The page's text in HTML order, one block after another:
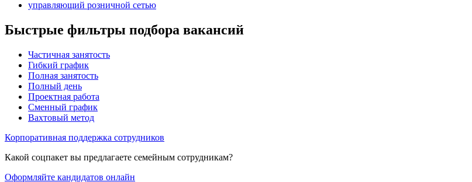
управляющий розничной сетью
Быстрые фильтры подбора вакансий
Частичная занятость
Гибкий график
Полная занятость
Полный день
Проектная работа
Сменный график
Вахтовый метод
Корпоративная поддержка сотрудников
Какой соцпакет вы предлагаете семейным сотрудникам?
Оформляйте кандидатов онлайн